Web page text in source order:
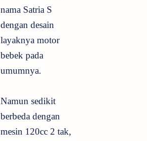
nama Satria S
dengan desain
layaknya motor
bebek pada
umumnya.
Namun sedikit
berbeda dengan
mesin 120cc 2 tak,